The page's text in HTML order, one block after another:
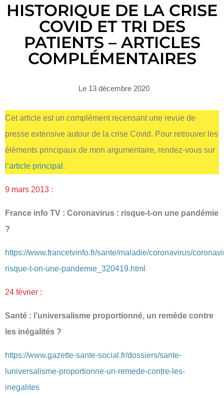
HISTORIQUE DE LA CRISE
COVID ET TRI DES
PATIENTS – ARTICLES
COMPLÉMENTAIRES
Le 13 décembre 2020
Cet article est un complément recensant une revue de
presse extensive autour de la crise Covid. Pour retrouver les
éléments principaux de mon argumentaire, rendez-vous sur
l’article principal .
9 mars 2013 :
France info TV : Coronavirus : risque-t-on une pandémie
?
https://www.francetvinfo.fr/sante/maladie/coronavirus/
risque-t-on-une-pandemie_320419.html
24 février :
Santé : l’universalisme proportionné, un remède contre
les inégalités ?
https://www.gazette-sante-social.fr/dossiers/sante-
luniversalisme-proportionne-un-remede-contre-les-
inegalites